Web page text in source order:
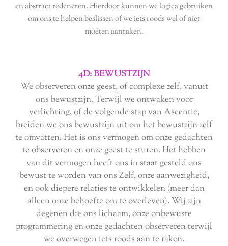
en abstract redeneren. Hierdoor kunnen we logica gebruiken
om ons te helpen beslissen of we iets roods wel of niet
moeten aanraken.
4D: BEWUSTZIJN
We observeren onze geest, of complexe zelf, vanuit
ons bewustzijn. Terwijl we ontwaken voor
verlichting, of de volgende stap van Ascentie,
breiden we ons bewustzijn uit om het bewustzijn zelf
te omvatten. Het is ons vermogen om onze gedachten
te observeren en onze geest te sturen. Het hebben
van dit vermogen heeft ons in staat gesteld ons
bewust te worden van ons Zelf, onze aanwezigheid,
en ook diepere relaties te ontwikkelen (meer dan
alleen onze behoefte om te overleven). Wij zijn
degenen die ons lichaam, onze onbewuste
programmering en onze gedachten observeren terwijl
we overwegen iets roods aan te raken.